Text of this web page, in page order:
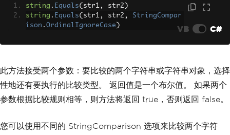
string . Equals( str1, str2 )
string . Equals( str1, str2 ,
StringCompar
ison . OrdinalIgnoreCase ) VB C#
此方法接受两个参数：要比较的两个字符串或字符串对象，选择
性地还有要执行的比较类型。 返回值是一个布尔值。 如果两个
参数根据比较规则相等，则方法将返回 true，否则返回 false。
您可以使用不同的 StringComparison 选项来比较两个字符